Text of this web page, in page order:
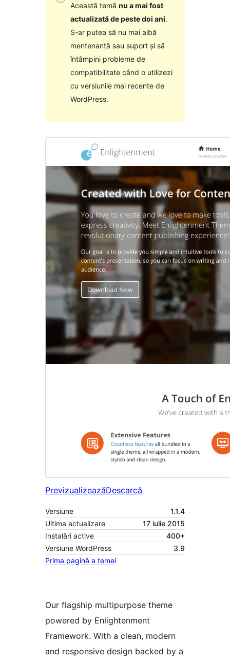
Această temă nu a mai fost
actualizată de peste doi ani.
S-ar putea să nu mai aibă
mentenanță sau suport și să
întâmpini probleme de
compatibilitate când o utilizezi
cu versiunile mai recente de
WordPress.
PrevizualizeazăDescarcă
Versiune
1.1.4
Ultima actualizare
17 iulie 2015
Instalări active
400+
Versiune WordPress
3.9
Prima pagină a temei
Our flagship multipurpose theme
powered by Enlightenment
Framework. With a clean, modern
and responsive design backed by a